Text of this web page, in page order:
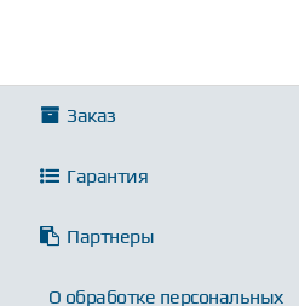
Заказ
Гарантия
Партнеры
О обработке персональных